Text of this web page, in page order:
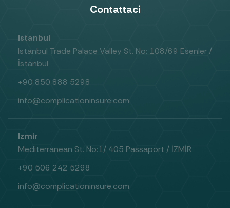
Contattaci
Istanbul
Istanbul Trade Palace Valley St. No: 108/69 Esenler /
İstanbul
+90 850 888 5298
info@complicationinsure.com
Izmir
Mediterranean St. No:1/ 405 Passaport / İZMİR
+90 506 242 5298
info@complicationinsure.com